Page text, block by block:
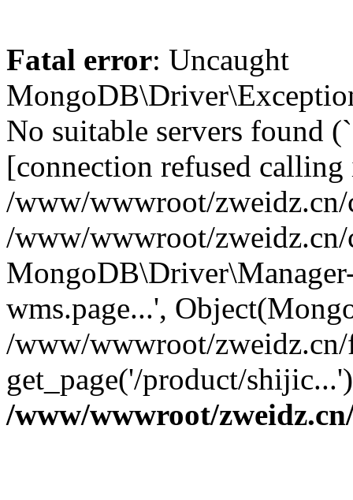
Fatal error: Uncaught
No suitable servers found
[connection refused
/www/wwwroot/zweidz.cn/
/www/wwwroot/
wms.page...',
/www/wwwroot/
get_page('/product/
/www/wwwroot/